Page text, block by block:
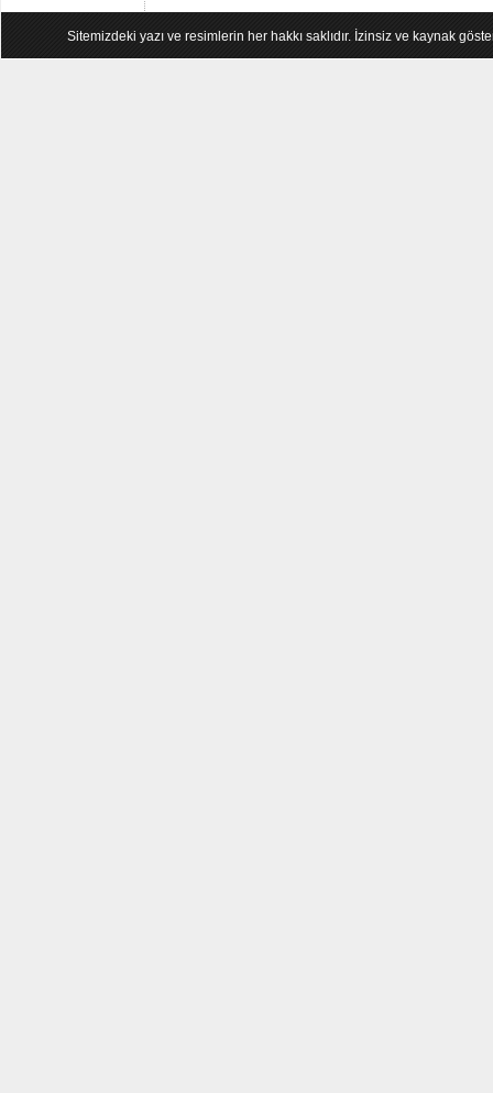
Sitemizdeki yazı ve resimlerin her hakkı saklıdır. İzinsiz ve kaynak